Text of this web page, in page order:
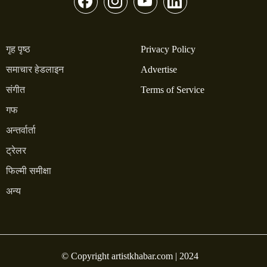
गृह पृष्ठ
समाचार हेडलाइन
संगीत
गफ
अन्तर्वार्ता
ट्रेलर
फिल्मी समीक्षा
अन्य
Privacy Policy
Advertise
Terms of Service
© Copyright artistkhabar.com | 2024